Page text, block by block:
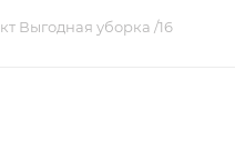
Выгодная уборка /16